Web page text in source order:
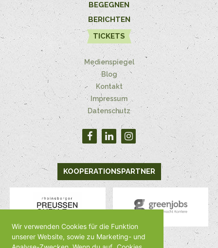
Wir verwenden Cookies für die Funktion
unserer Website, sowie zu Marketing- und
BEGEGNEN
BERICHTEN
TICKETS
Medienspiegel
Blog
Kontakt
Impressum
Datenschutz
KOOPERATIONSPARTNER